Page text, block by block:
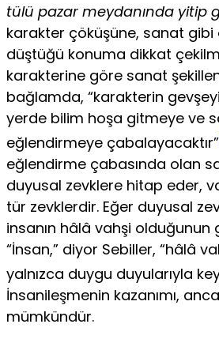
tülü pazar meydanında yitip
karakter çöküşüne, sanat gibi
düştüğü konuma dikkat
karakterine göre sanat
bağlamda, “karakterin
yerde bilim hoşa gitmeye ve
eğlendirmeye çabalayacaktır”
eğlendirme çabasında olan
duyusal zevklere hitap eder,
tür zevklerdir. Eğer duyusal
insanın hâlâ vahşi olduğunun
“İnsan,” diyor Sebil­ler, “hâlâ
yalnızca duygu duyularıyla
İnsanileşmenin kazanımı,
mümkündür.